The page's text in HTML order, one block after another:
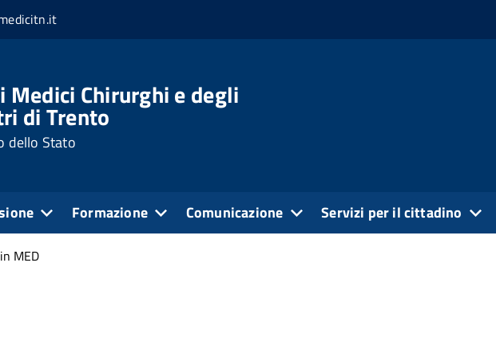
Medici Chirurghi e degli
di Trento
dello Stato
Formazione Comunicazione Servizi per il cittadino
MED